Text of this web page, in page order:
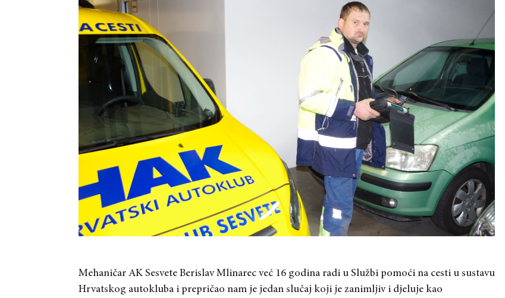
Mehaničar AK Sesvete Berislav Mlinarec već 16 godina radi u Službi pomoći na cesti u sustavu
Hrvatskog autokluba i prepričao nam je jedan slučaj koji je zanimljiv i djeluje kao